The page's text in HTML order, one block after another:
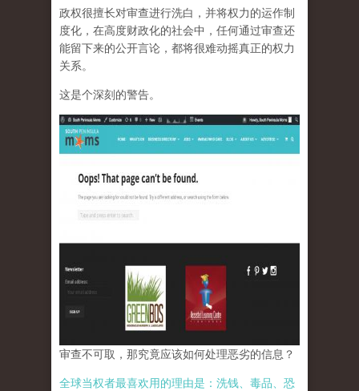
政权很擅长对审查进行洗白，并将权力的运作制
度化，在高度财政化的社会中，任何通过审查还
能留下来的公开言论，都将很难动摇真正的权力
关系。
这是个深刻的警告。
审查不可取，那究竟应该如何处理恶劣的信息？
全球当权者最喜欢用的理由是：洗钱、毒品、恐